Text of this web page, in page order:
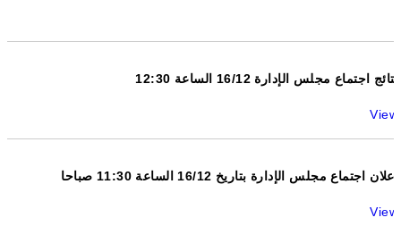
نتائج اجتماع مجلس الإدارة 16/12 الساعة 12:30
View
اعلان اجتماع مجلس الإدارة بتاريخ 16/12 الساعة 11:30 صباحا
View